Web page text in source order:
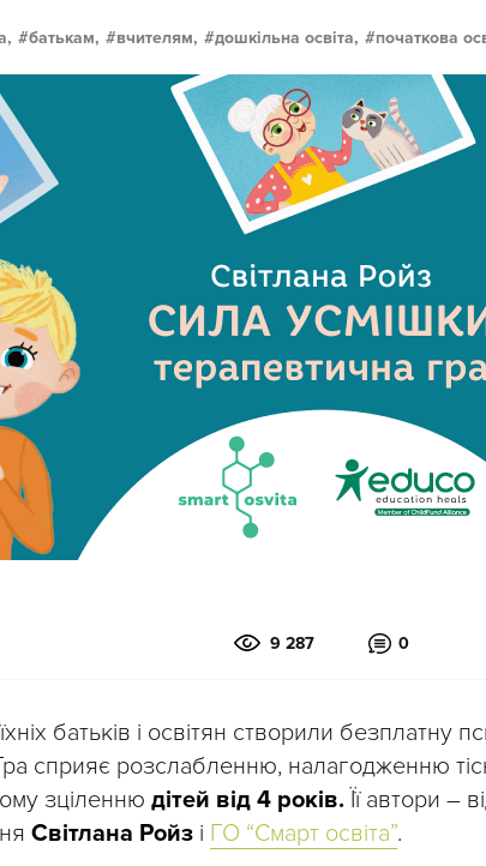
батькам, вчителям, дошкільна освіта, початкова
9 287 0
батьків і освітян створили безплатну
сприяє розслабленню, налагодженню
зціленню дітей від 4 років. Її автори –
Світлана Ройз і ГО “Смарт освіта”.